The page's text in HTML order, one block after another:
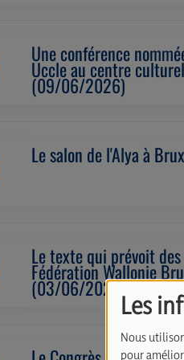
Les
Nous
pour
Une conférence
Uccle au centre
(09/06/2026)
Le salon de l'Alya à
Le texte qui prévoit des
Fédération Wallonie
(03/06/2026)